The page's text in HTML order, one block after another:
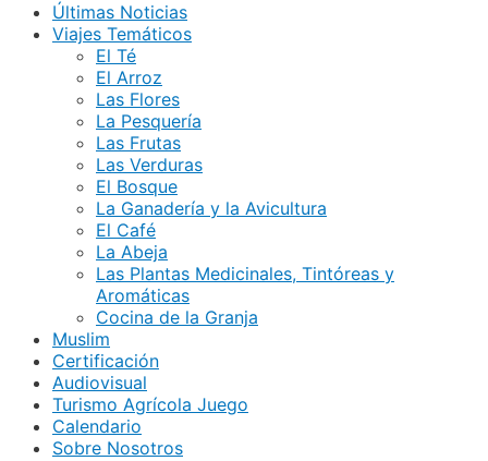
Últimas Noticias
Viajes Temáticos
El Té
El Arroz
Las Flores
La Pesquería
Las Frutas
Las Verduras
El Bosque
La Ganadería y la Avicultura
El Café
La Abeja
Las Plantas Medicinales, Tintóreas y
Aromáticas
Cocina de la Granja
Muslim
Certificación
Audiovisual
Turismo Agrícola Juego
Calendario
Sobre Nosotros